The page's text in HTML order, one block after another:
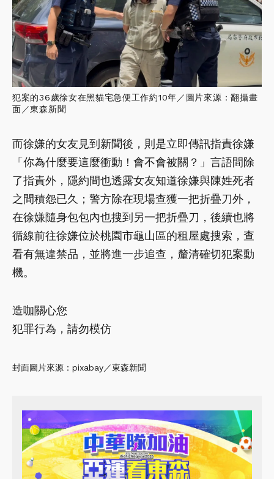
犯案的36歲徐女在黑貓宅急便工作約10年／圖片來源：翻攝畫
面／東森新聞
而徐嫌的女友見到新聞後，則是立即傳訊指責徐嫌
「你為什麼要這麼衝動！會不會被關？」言語間除
了指責外，隱約間也透露女友知道徐嫌與陳姓死者
之間積怨已久；警方除在現場查獲一把折疊刀外，
在徐嫌隨身包包內也搜到另一把折疊刀，後續也將
循線前往徐嫌位於桃園市龜山區的租屋處搜索，查
看有無違禁品，並將進一步追查，釐清確切犯案動
機。
造咖關心您
犯罪行為，請勿模仿
封面圖片來源：pixabay／東森新聞